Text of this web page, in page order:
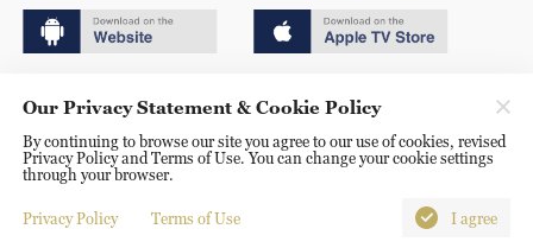
京ICP备20000184号
京公网安备 11010502050052号
Disinformation report hotline: 010-85061466
Our Privacy Statement & Cookie Policy
By continuing to browse our site you agree to our use of cookies, revised
Privacy Policy and Terms of Use. You can change your cookie settings
through your browser.
Privacy Policy Terms of Use I agree